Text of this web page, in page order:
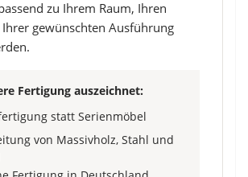
zu Ihrem Raum, Ihren
gewünschten Ausführung
Fertigung auszeichnet:
statt Serienmöbel
von Massivholz, Stahl und